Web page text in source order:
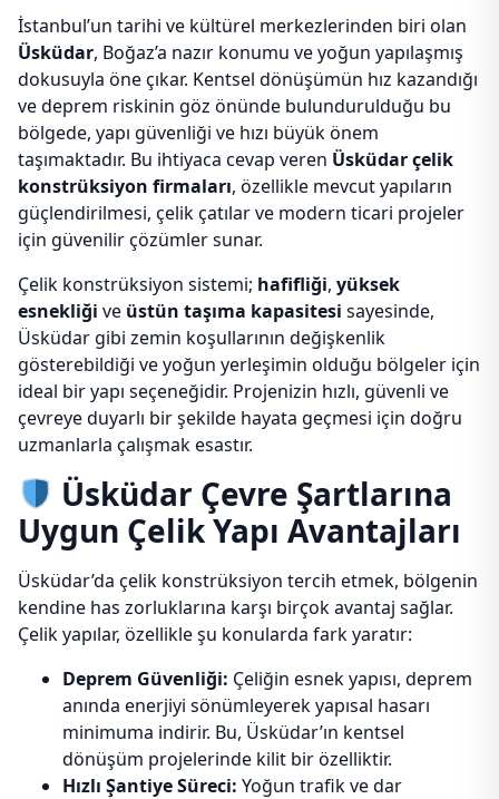
İstanbul’un tarihi ve kültürel merkezlerinden biri olan
Üsküdar, Boğaz’a nazır konumu ve yoğun yapılaşmış
dokusuyla öne çıkar. Kentsel dönüşümün hız kazandığı
ve deprem riskinin göz önünde bulundurulduğu bu
bölgede, yapı güvenliği ve hızı büyük önem
taşımaktadır. Bu ihtiyaca cevap veren Üsküdar çelik
konstrüksiyon firmaları, özellikle mevcut yapıların
güçlendirilmesi, çelik çatılar ve modern ticari projeler
için güvenilir çözümler sunar.
Çelik konstrüksiyon sistemi; hafifliği, yüksek
esnekliği ve üstün taşıma kapasitesi sayesinde,
Üsküdar gibi zemin koşullarının değişkenlik
gösterebildiği ve yoğun yerleşimin olduğu bölgeler için
ideal bir yapı seçeneğidir. Projenizin hızlı, güvenli ve
çevreye duyarlı bir şekilde hayata geçmesi için doğru
uzmanlarla çalışmak esastır.
Üsküdar Çevre Şartlarına
Uygun Çelik Yapı Avantajları
Üsküdar’da çelik konstrüksiyon tercih etmek, bölgenin
kendine has zorluklarına karşı birçok avantaj sağlar.
Çelik yapılar, özellikle şu konularda fark yaratır:
Deprem Güvenliği: Çeliğin esnek yapısı, deprem
anında enerjiyi sönümleyerek yapısal hasarı
minimuma indirir. Bu, Üsküdar’ın kentsel
dönüşüm projelerinde kilit bir özelliktir.
Hızlı Şantiye Süreci: Yoğun trafik ve dar